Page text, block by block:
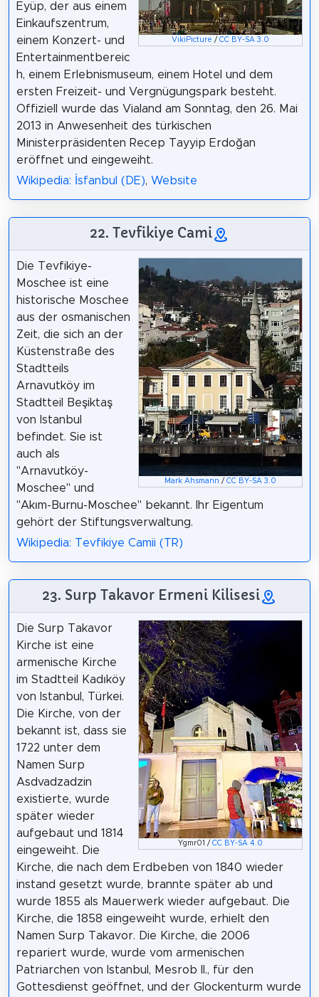
VikiPicture /CC BY-SA 3.0
Eyüp, der aus einem
Einkaufszentrum,
einem Konzert- und
Entertainmentbereic
h, einem Erlebnismuseum, einem Hotel und dem
ersten Freizeit- und Vergnügungspark besteht.
Offiziell wurde das Vialand am Sonntag, den 26. Mai
2013 in Anwesenheit des türkischen
Ministerpräsidenten Recep Tayyip Erdoğan
eröffnet und eingeweiht.
Wikipedia: İsfanbul (DE), Website
22. Tevfikiye Cami
Mark Ahsmann /CC BY-SA 3.0
Die Tevfikiye-
Moschee ist eine
historische Moschee
aus der osmanischen
Zeit, die sich an der
Küstenstraße des
Stadtteils
Arnavutköy im
Stadtteil Beşiktaş
von Istanbul
befindet. Sie ist
auch als
"Arnavutköy-
Moschee" und
"Akım-Burnu-Moschee" bekannt. Ihr Eigentum
gehört der Stiftungsverwaltung.
Wikipedia: Tevfikiye Camii (TR)
23. Surp Takavor Ermeni Kilisesi
Ygmr01 /CC BY-SA 4.0
Die Surp Takavor
Kirche ist eine
armenische Kirche
im Stadtteil Kadıköy
von Istanbul, Türkei.
Die Kirche, von der
bekannt ist, dass sie
1722 unter dem
Namen Surp
Asdvadzadzin
existierte, wurde
später wieder
aufgebaut und 1814
eingeweiht. Die
Kirche, die nach dem Erdbeben von 1840 wieder
instand gesetzt wurde, brannte später ab und
wurde 1855 als Mauerwerk wieder aufgebaut. Die
Kirche, die 1858 eingeweiht wurde, erhielt den
Namen Surp Takavor. Die Kirche, die 2006
repariert wurde, wurde vom armenischen
Patriarchen von Istanbul, Mesrob II., für den
Gottesdienst geöffnet, und der Glockenturm wurde